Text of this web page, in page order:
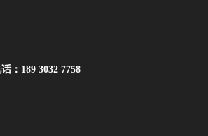
话：189 3032 7758